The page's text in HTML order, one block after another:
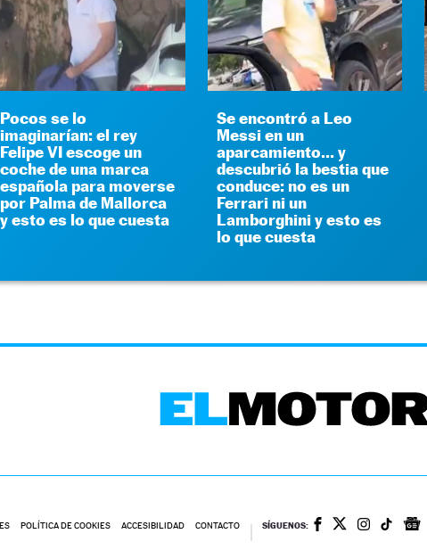
Pocos se lo
imaginarían: el rey
Felipe VI escoge un
coche de una marca
española para moverse
por Palma de Mallorca
y esto es lo que cuesta
Se encontró a Leo
Messi en un
aparcamiento... y
descubrió la bestia que
conduce: no es un
Ferrari ni un
Lamborghini y esto es
lo que cuesta
POLÍTICA DE COOKIES ACCESIBILIDAD CONTACTO SÍGUENOS: